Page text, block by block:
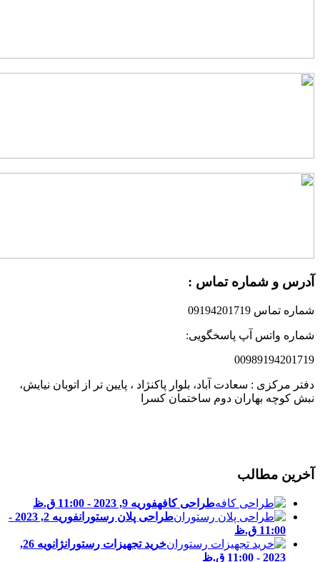
و شماره تماس :
تماس 09194201719
واتس آپ پاسخگویی:
مرکزی : سعادت آباد، بلوار پاکنژاد ، پایین تر از اتوبان نیایش،
کوچه بهاران دوم ساختمان کسرا
مطالب
طراحی کافهفوریه 9, 2023 - 11:00 ق.ظ
طراحی پلان رستوران
فوریه 2, 2023 -
11:00 ق.ظ
خرید تجهیزات رستوران
ژانویه 26,
2023 - 11:00 ق.ظ